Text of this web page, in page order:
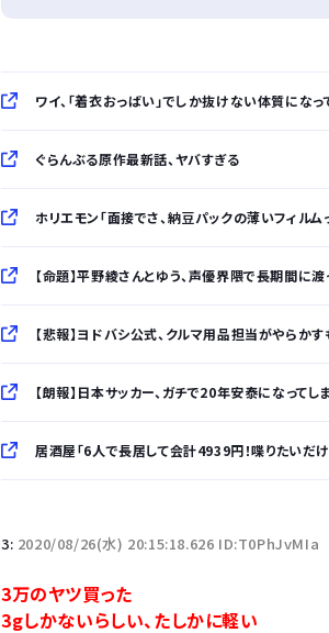
ワイ、「着衣おっばい」でしか抜けない体質になって
ぐらんぶる原作最新話、ヤバすぎる
ホリエモン「面接でさ、納豆パックの薄いフィルム
【命題】平野綾さんとゆう、声優界隈で長期間に渡
【悲報】ヨドバシ公式、クルマ用品担当がやらかすも
【朗報】日本サッカー、ガチで20年安泰になってしま
居酒屋「6人で長居して会計4939円！喋りたいだけ
【悲報】柄付きのワイシャツにこういう靴を履い
3: 2020/08/26(水) 20:15:18.626 ID:T0PhJvMIa
3万のヤツ買った
3gしかないらしい、たしかに軽い